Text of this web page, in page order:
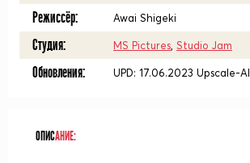
Режиссёр: Awai Shigeki
Студия: MS Pictures Studio Jam
Обновления: UPD: 17.06.2023 Upscale-AI
ОПИСАНИЕ: